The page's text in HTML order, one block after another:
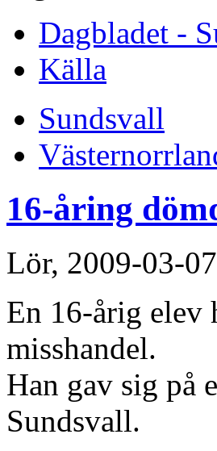
Dagbladet -
Källa
Sundsvall
16-åring
Lör, 2009-03-
En 16-årig elev
misshandel.
Han gav sig på
Sundsvall.